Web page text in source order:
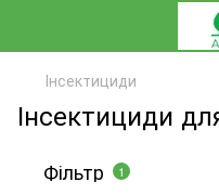
Інсектициди
Інсектициди
Фільтр 1